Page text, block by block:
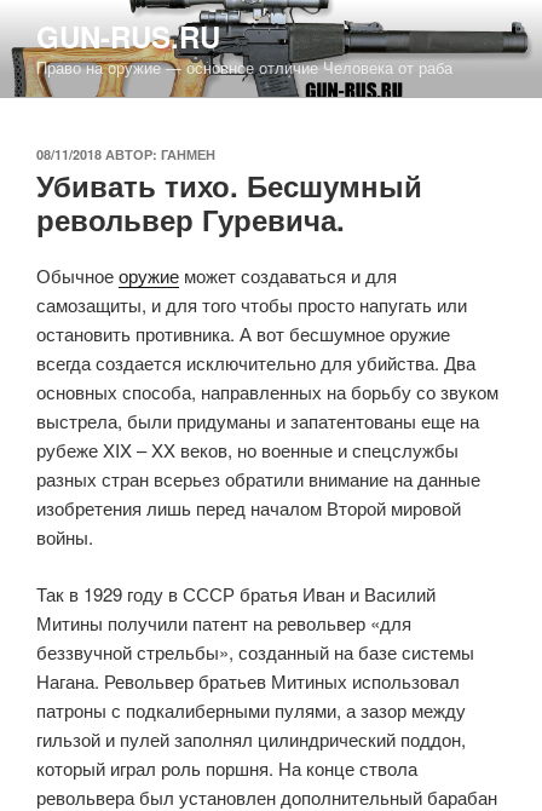
содержимому
GUN-RUS.RU
Право на оружие — основное отличие Человека от раба
ОПУБЛИКОВАНО
08/11/2018 АВТОР: ГАНМЕН
Убивать тихо. Бесшумный
револьвер Гуревича.
Обычноеоружие может создаваться и для
самозащиты, и для того чтобы просто напугать или
остановить противника. А вот бесшумное оружие
всегда создается исключительно для убийства. Два
основных способа, направленных на борьбу со звуком
выстрела, были придуманы и запатентованы еще на
рубеже XIX – XX веков, но военные и спецслужбы
разных стран всерьез обратили внимание на данные
изобретения лишь перед началом Второй мировой
войны.
Так в 1929 году в СССР братья Иван и Василий
Митины получили патент на револьвер «для
беззвучной стрельбы», созданный на базе системы
Нагана. Револьвер братьев Митиных использовал
патроны с подкалиберными пулями, а зазор между
гильзой и пулей заполнял цилиндрический поддон,
который играл роль поршня. На конце ствола
револьвера был установлен дополнительный барабан